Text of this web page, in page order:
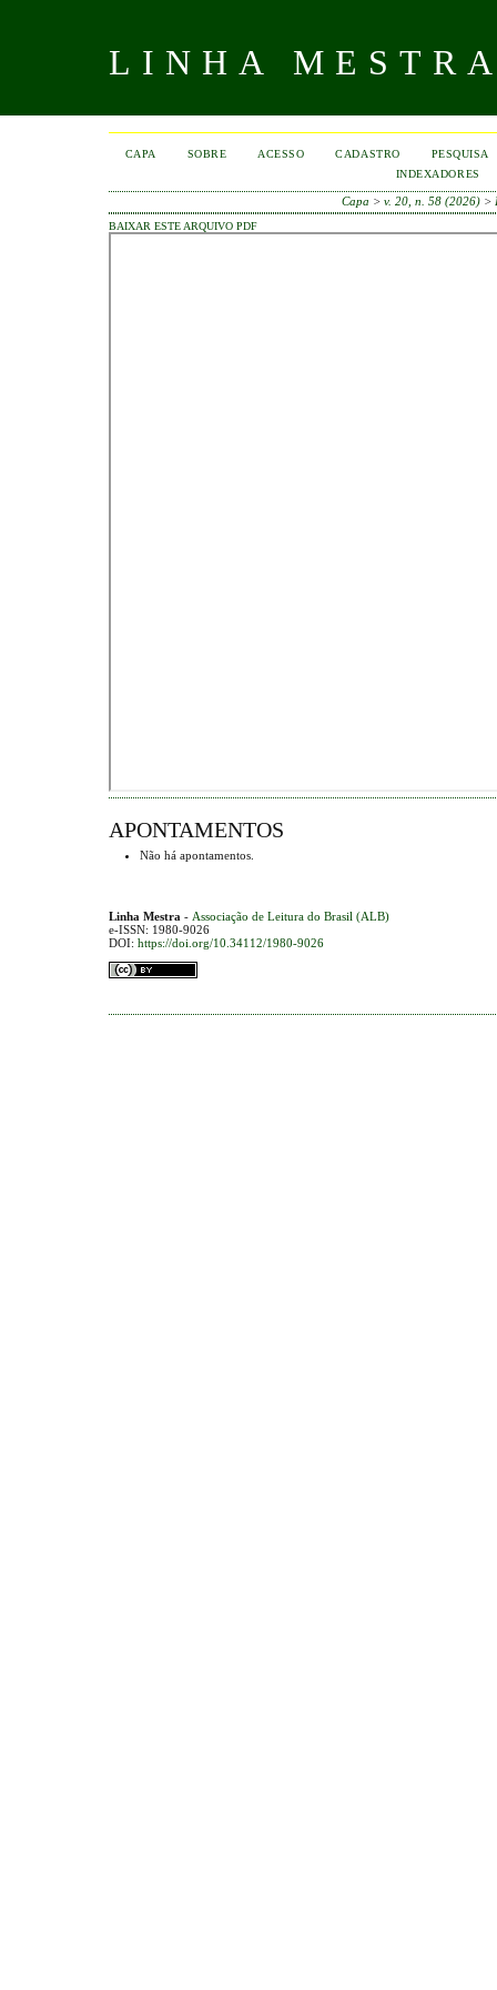
LINHA
CAPA SOBRE ACESSO CADASTRO
PESQUISA
INDEXADORES
Capa > v. 20, n. 58 (2026)>
BAIXAR ESTE ARQUIVO PDF
APONTAMENTOS
Não há apontamentos.
Linha Mestra - Associação de Leitura do Brasil (ALB)
e-ISSN: 1980-9026
DOI: https://doi.org/10.34112/1980-9026